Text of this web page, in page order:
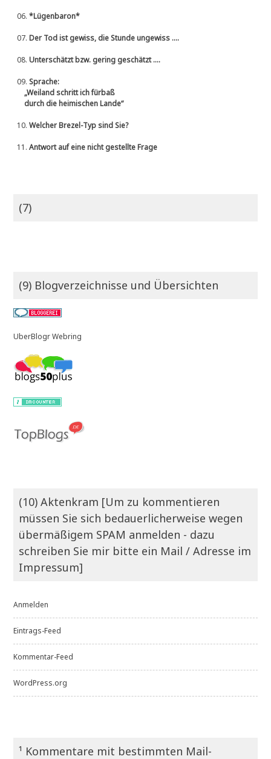
06.*Lügenbaron*
07.Der Tod ist gewiss, die Stunde ungewiss ....
08.Unterschätzt bzw. gering geschätzt ....
09.Sprache:
„Weiland schritt ich fürbaß
durch die heimischen Lande“
10.Welcher Brezel-Typ sind Sie?
11.Antwort auf eine nicht gestellte Frage
(7)
(9) Blogverzeichnisse und Übersichten
UberBlogr Webring
(10) Aktenkram [Um zu kommentieren
müssen Sie sich bedauerlicherweise wegen
übermäßigem SPAM anmelden - dazu
schreiben Sie mir bitte ein Mail / Adresse im
Impressum]
Anmelden
Eintrags-Feed
Kommentar-Feed
WordPress.org
¹ Kommentare mit bestimmten Mail-